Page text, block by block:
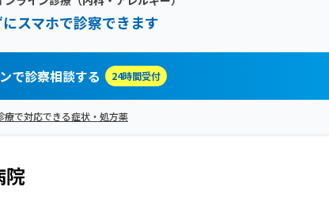
スマホで診察できます
で診察相談する 24時間受付
療で対応できる症状・処方薬
院